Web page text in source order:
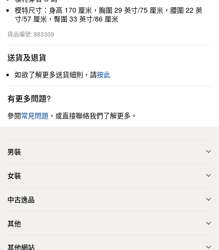
模特尺寸：身高 170 厘米，胸圍 29 英寸/75 厘米，腰圍 22 英
寸/57 厘米，臀圍 33 英寸/86 厘米
貨品編號: 883309
送貨及退貨
如欲了解更多送貨細則，請按此
有更多問題?
參閱常見問題 ，或直接聯絡我們了解更多。
男裝
女裝
中古逸品
其他
其他網站